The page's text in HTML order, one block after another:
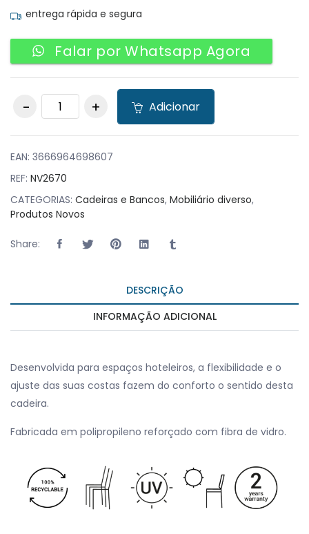
entrega rápida e segura
Falar por Whatsapp Agora
Pack 40 Cadeiras
OBLONG Tijolo
Adicionar
EAN: 3666964698607
REF: NV2670
CATEGORIAS: Cadeiras e Bancos, Mobiliário diverso,
Produtos Novos
Share:
DESCRIÇÃO
INFORMAÇÃO ADICIONAL
Desenvolvida para espaços hoteleiros, a flexibilidade e o
ajuste das suas costas fazem do conforto o sentido desta
cadeira.
Fabricada em polipropileno reforçado com fibra de vidro.